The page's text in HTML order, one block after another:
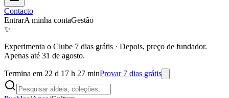
Contacto
EntrarA minha contaGestão
✨
Experimenta o Clube 7 dias grátis · Depois, preço de fundador.
Apenas até 31 de agosto.
Termina em 22 d 17 h 27 minProvar 7 dias grátis